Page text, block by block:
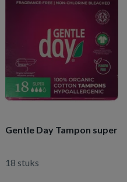
Gentle Day Tampon super
18 stuks